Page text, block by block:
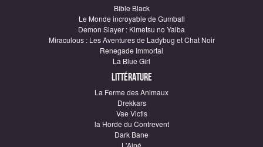
Bible Black
Le Monde incroyable de Gumball
Demon Slayer : Kimetsu no Yaiba
Miraculous : Les Aventures de Ladybug et Chat Noir
Renegade Immortal
La Blue Girl
Littérature
La Ferme des Animaux
Drekkars
Vae Victis
la Horde du Contrevent
Dark Bane
L'Ainé